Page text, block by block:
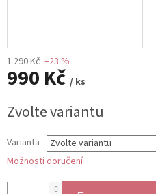
1 290 Kč –23 %
990 Kč / ks
cena:
Zvolte variantu
Varianta
Možnosti doručení